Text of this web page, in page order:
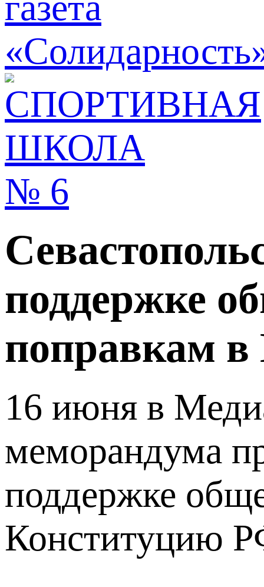
поддержке
поправкам
16 июня в
меморандума
поддержке
Конституцию